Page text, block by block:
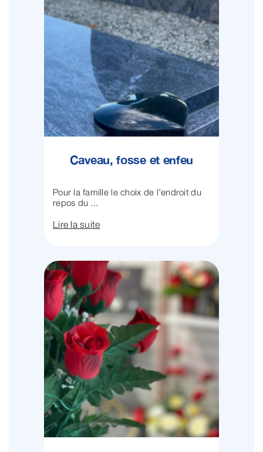
Caveau, fosse et enfeu
Pour la famille le choix de l’endroit du
repos du ...
Lire la suite